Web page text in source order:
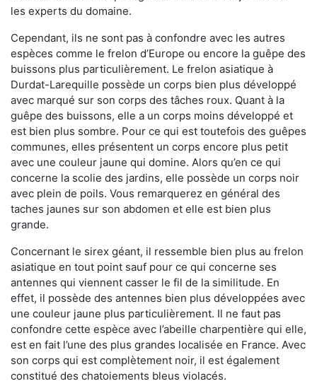
les experts du domaine.
Cependant, ils ne sont pas à confondre avec les autres
espèces comme le frelon d’Europe ou encore la guêpe des
buissons plus particulièrement. Le frelon asiatique à
Durdat-Larequille possède un corps bien plus développé
avec marqué sur son corps des tâches roux. Quant à la
guêpe des buissons, elle a un corps moins développé et
est bien plus sombre. Pour ce qui est toutefois des guêpes
communes, elles présentent un corps encore plus petit
avec une couleur jaune qui domine. Alors qu’en ce qui
concerne la scolie des jardins, elle possède un corps noir
avec plein de poils. Vous remarquerez en général des
taches jaunes sur son abdomen et elle est bien plus
grande.
Concernant le sirex géant, il ressemble bien plus au frelon
asiatique en tout point sauf pour ce qui concerne ses
antennes qui viennent casser le fil de la similitude. En
effet, il possède des antennes bien plus développées avec
une couleur jaune plus particulièrement. Il ne faut pas
confondre cette espèce avec l’abeille charpentière qui elle,
est en fait l’une des plus grandes localisée en France. Avec
son corps qui est complètement noir, il est également
constitué des chatoiements bleus violacés.